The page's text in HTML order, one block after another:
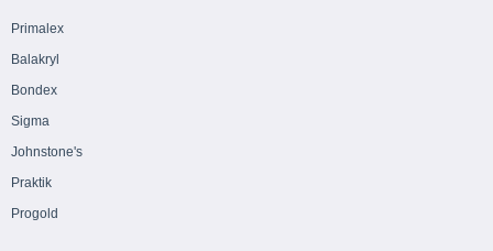
Primalex
Balakryl
Bondex
Sigma
Johnstone's
Praktik
Progold